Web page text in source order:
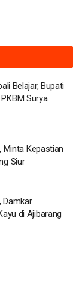
Belajar, Bupati
Surya
Minta Kepastian
Siur
Damkar
di Ajibarang